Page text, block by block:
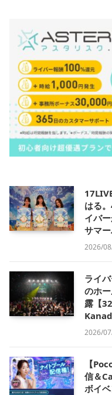
はる
イバ
サマー
2026/
ライ
のホ
露【
2026/
【
信＆
ボイ